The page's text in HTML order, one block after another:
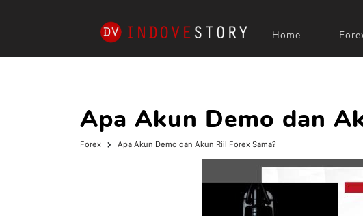
Home
Apa Akun Demo dan
Forex Apa Akun Demo dan Akun Riil Forex Sama?